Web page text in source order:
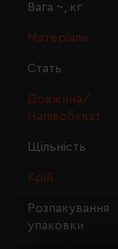
Вага ~, кг
Матеріали
Стать
Довжина/
Напівобхват
Щільність
Крій
Розпакування
упаковки